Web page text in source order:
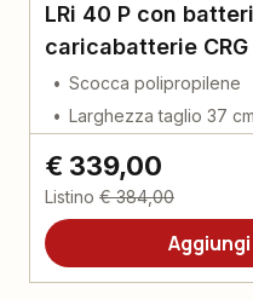
LRi 40 P con
caricabatterie CRG
Scocca polipropilene
Larghezza taglio 37 cm
€ 339,00
Listino € 384,00